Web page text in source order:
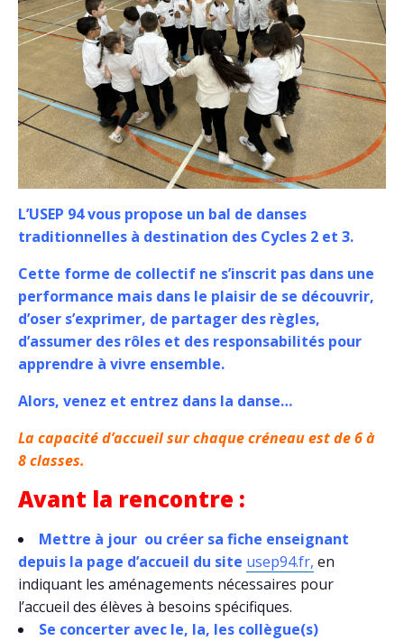
L’USEP 94 vous propose un bal de danses
traditionnelles à destination des Cycles 2 et 3.
Cette forme de collectif ne s’inscrit pas dans une
performance mais dans le plaisir de se découvrir,
d’oser s’exprimer, de partager des règles,
d’assumer des rôles et des responsabilités pour
apprendre à vivre ensemble.
Alors, venez et entrez dans la danse…
La capacité d’accueil sur chaque créneau est de 6 à
8 classes.
Avant la rencontre :
Mettre à jour ou créer sa fiche enseignant
depuis la page d’accueil du site usep94.fr, en
indiquant les aménagements nécessaires pour
l’accueil des élèves à besoins spécifiques.
Se concerter avec le, la, les collègue(s)